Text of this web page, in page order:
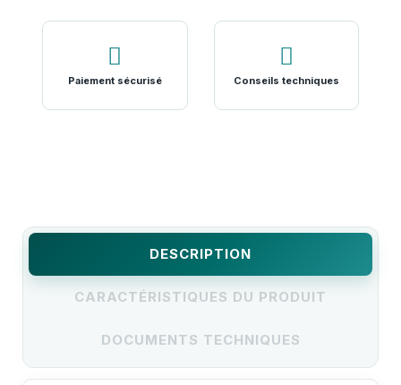
Paiement sécurisé Conseils techniques
DESCRIPTION
CARACTÉRISTIQUES DU PRODUIT
DOCUMENTS TECHNIQUES